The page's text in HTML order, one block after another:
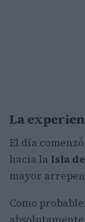
La
El día
hacia la Isla
mayor
Como